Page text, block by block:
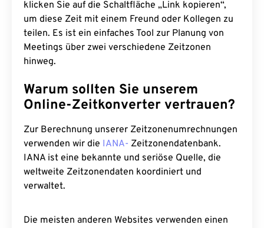
klicken Sie auf die Schaltfläche „Link kopieren“,
um diese Zeit mit einem Freund oder Kollegen zu
teilen. Es ist ein einfaches Tool zur Planung von
Meetings über zwei verschiedene Zeitzonen
hinweg.
Warum sollten Sie unserem
Online-Zeitkonverter vertrauen?
Zur Berechnung unserer Zeitzonenumrechnungen
verwenden wir die IANA- Zeitzonendatenbank.
IANA ist eine bekannte und seriöse Quelle, die
weltweite Zeitzonendaten koordiniert und
verwaltet.
Die meisten anderen Websites verwenden einen